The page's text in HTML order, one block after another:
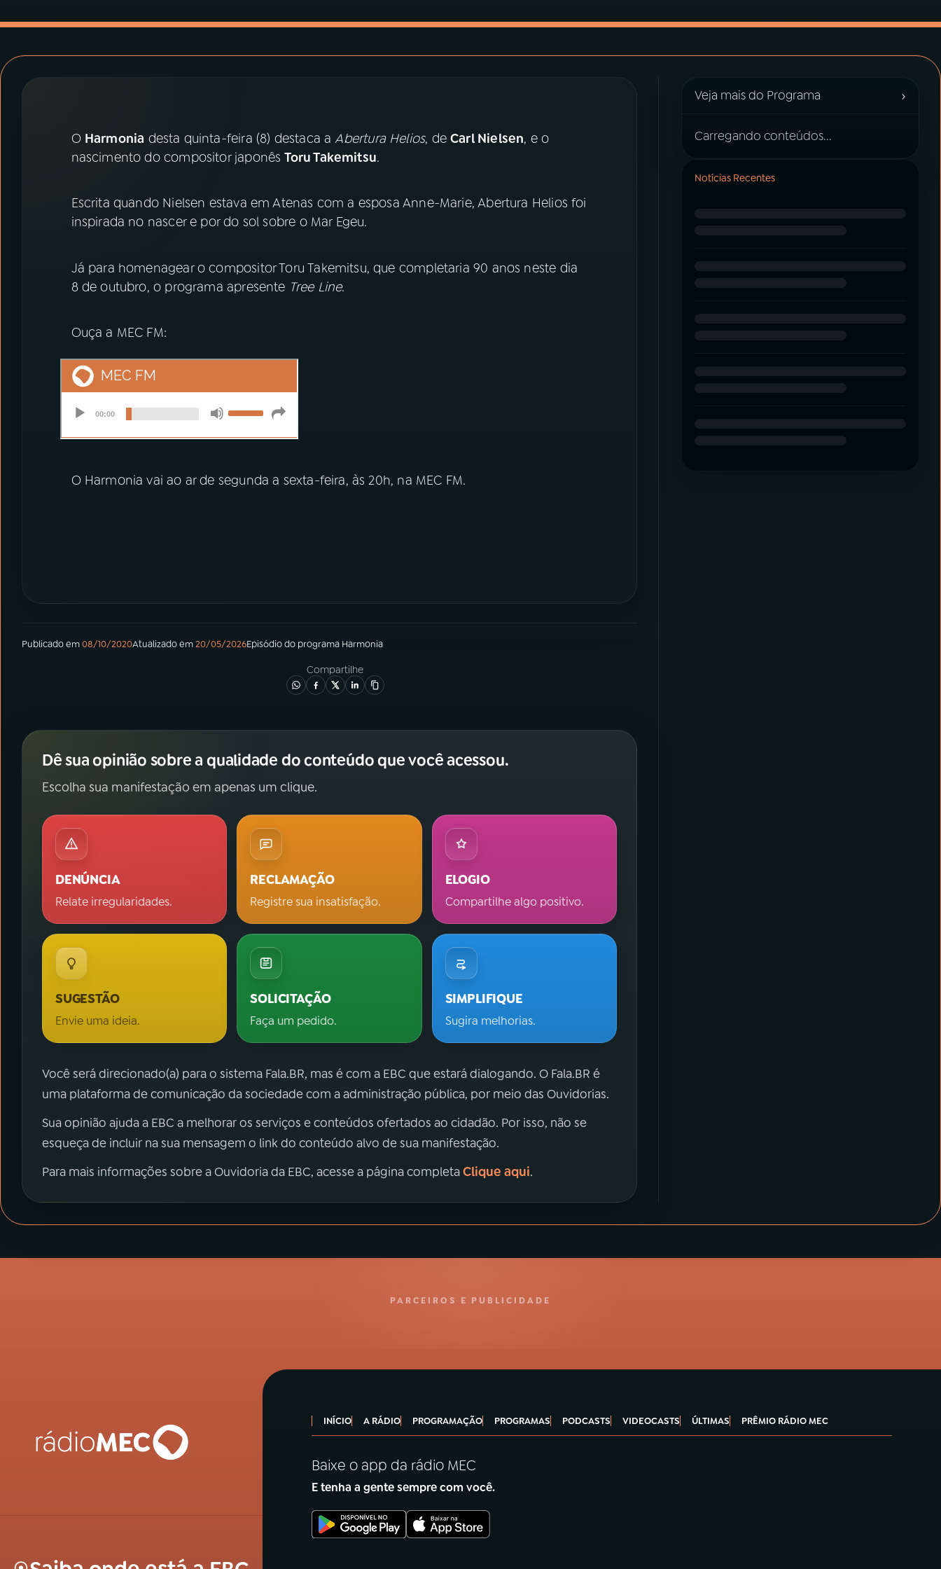
Instagram X
O Harmonia desta quinta-feira (8) destaca aAbertura Helios, deCarl Nielsen, e o
nascimento do compositor japonêsToru Takemitsu.
Escrita quando Nielsen estava em Atenas com a esposa Anne-Marie, Abertura Helios foi
inspirada no nascer e por do sol sobre o Mar Egeu.
Já para homenagear o compositor Toru Takemitsu, que completaria 90 anos neste dia
8 de outubro, o programa apresente Tree Line.
Ouça a MEC FM:
O Harmonia vai ao ar de segunda a sexta-feira, às 20h, na MEC FM.
Publicado em08/10/2020Atualizado em20/05/2026Episódiodo programa Harmonia
Compartilhe
Dê sua opinião sobre a qualidade do conteúdo que você acessou.
Escolha sua manifestação em apenas um clique.
DENÚNCIA
Relate irregularidades.
RECLAMAÇÃO
Registre sua insatisfação.
ELOGIO
Compartilhe algo positivo.
SUGESTÃO
Envie uma ideia.
SOLICITAÇÃO
Faça um pedido.
SIMPLIFIQUE
Sugira melhorias.
Você será direcionado(a) para o sistema Fala.BR, mas é com a EBC que estará dialogando. O Fala.BR é
uma plataforma de comunicação da sociedade com a administração pública, por meio das Ouvidorias.
Sua opinião ajuda a EBC a melhorar os serviços e conteúdos ofertados ao cidadão. Por isso, não se
esqueça de incluir na sua mensagem o link do conteúdo alvo de sua manifestação.
Para mais informações sobre a Ouvidoria da EBC, acesse a página completaClique aqui.
Veja mais do Programa ›
Carregando conteúdos...
Notícias Recentes
PARCEIROS E PUBLICIDADE
INÍCIO A RÁDIO PROGRAMAÇÃO PROGRAMAS PODCASTS VIDEOCASTS ÚLTIMAS PRÊMIO RÁDIO MEC
Baixe o app da rádio MEC
E tenha a gente sempre com você.